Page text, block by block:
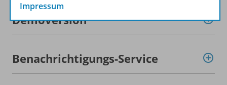
Demoversion
Benachrichtigungs-Service
Impressum